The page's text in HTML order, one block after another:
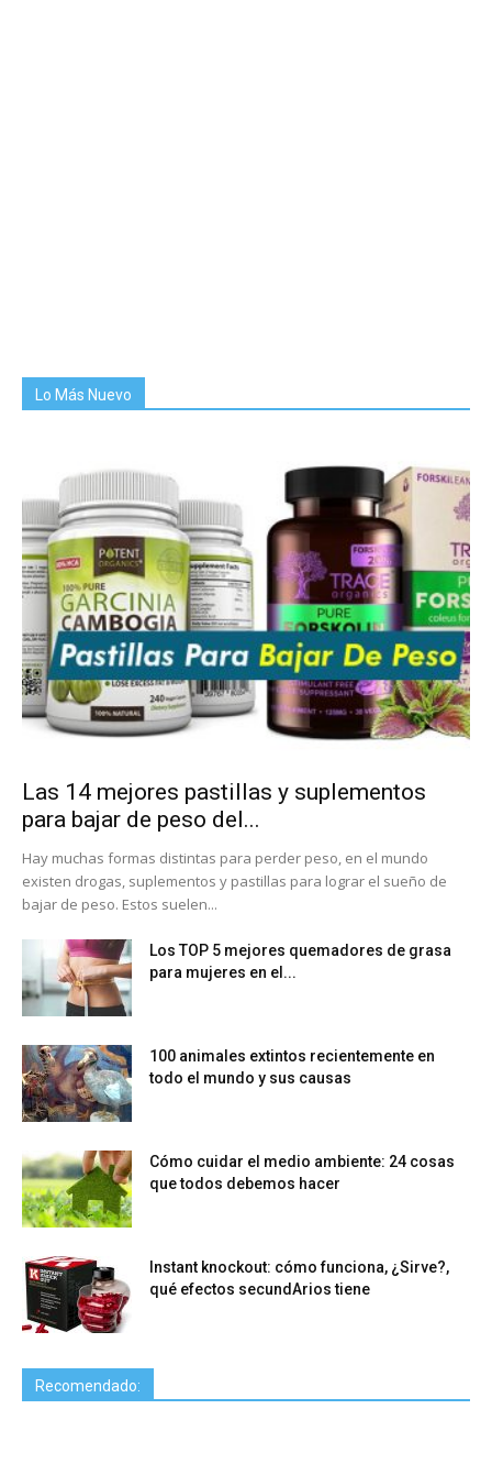
Lo Más Nuevo
Las 14 mejores pastillas y suplementos
para bajar de peso del...
Hay muchas formas distintas para perder peso, en el mundo
existen drogas, suplementos y pastillas para lograr el sueño de
bajar de peso. Estos suelen...
Los TOP 5 mejores quemadores de grasa
para mujeres en el...
100 animales extintos recientemente en
todo el mundo y sus causas
Cómo cuidar el medio ambiente: 24 cosas
que todos debemos hacer
Instant knockout: cómo funciona, ¿Sirve?,
qué efectos secundArios tiene
Recomendado: